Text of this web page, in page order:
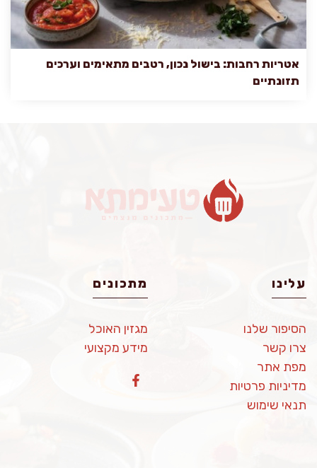
אטריות רחבות: בישול נכון, רטבים מתאימים וערכים
תזונתיים
עלינו
הסיפור שלנו
צרו קשר
מפת אתר
מדיניות פרטיות
תנאי שימוש
מתכונים
מגזין האוכל
מידע מקצועי